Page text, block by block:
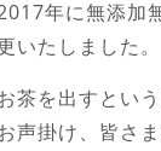
年に無添加
いたしました。
茶を出すとい
声掛け、皆さ